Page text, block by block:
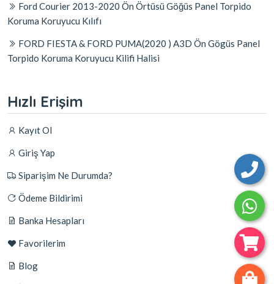
Ford Courier 2013-2020 Ön Örtüsü Göğüs Panel Torpido
Koruma Koruyucu Kılıfı
FORD FIESTA & FORD PUMA(2020 ) A3D Ön Gögüs Panel
Torpido Koruma Koruyucu Kilifi Halisi
Hızlı Erişim
Kayıt Ol
Giriş Yap
Siparişim Ne Durumda?
Ödeme Bildirimi
Banka Hesapları
Favorilerim
Blog